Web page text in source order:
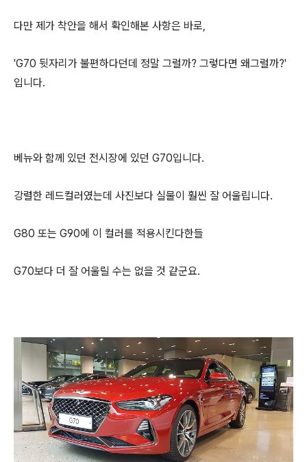
다만 제가 착안을 해서 확인해본 사항은 바로,
'G70 뒷자리가 불편하다던데 정말 그럴까? 그렇다면 왜그럴까?'
입니다.
베뉴와 함께 있던 전시장에 있던 G70입니다.
강렬한 레드컬러였는데 사진보다 실물이 훨씬 잘 어울립니다.
G80 또는 G90에 이 컬러를 적용시킨다한들
G70보다 더 잘 어울릴 수는 없을 것 같군요.